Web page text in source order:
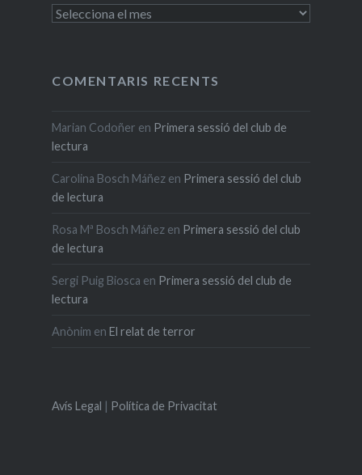
Arxius
COMENTARIS RECENTS
Marian Codoñer en Primera sessió del club de
lectura
Carolina Bosch Máñezen Primera sessió del club
de lectura
Rosa Mª Bosch Máñezen Primera sessió del club
de lectura
Sergi Puig Biosca en Primera sessió del club de
lectura
Anònim en El relat de terror
Avís Legal | Política de Privacitat